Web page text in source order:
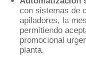
con sistemas de
apiladores, la
permitiendo
promocional
planta.